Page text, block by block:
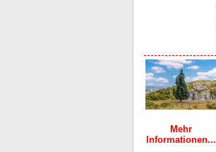
Mehr
Informationen...